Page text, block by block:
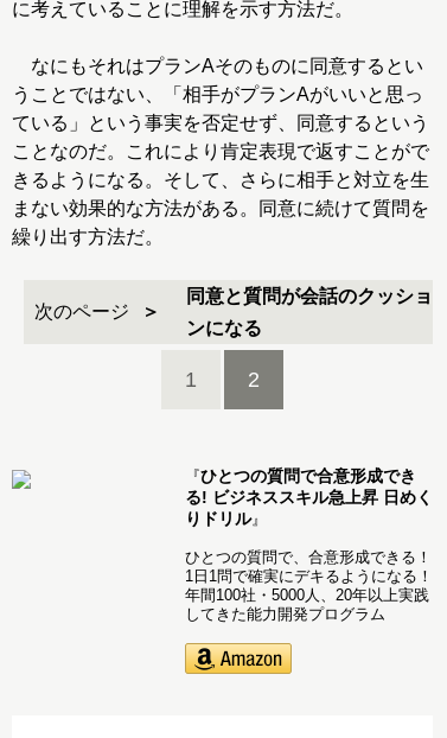
に考えていることに理解を示す方法だ。
なにもそれはプランAそのものに同意するとい
うことではない、「相手がプランAがいいと思っ
ている」という事実を否定せず、同意するという
ことなのだ。これにより肯定表現で返すことがで
きるようになる。そして、さらに相手と対立を生
まない効果的な方法がある。同意に続けて質問を
繰り出す方法だ。
次のページ
同意と質問が会話のクッショ
ンになる
1 2
『ひとつの質問で合意形成でき
る! ビジネススキル急上昇 日めく
りドリル』
ひとつの質問で、合意形成できる！
1日1問で確実にデキるようになる！
年間100社・5000人、20年以上実践
してきた能力開発プログラム